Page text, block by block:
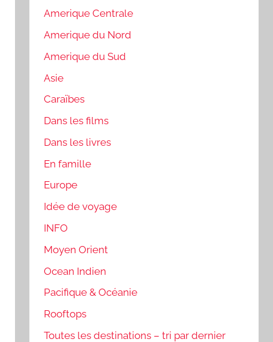
Amerique Centrale
Amerique du Nord
Amerique du Sud
Asie
Caraïbes
Dans les films
Dans les livres
En famille
Europe
Idée de voyage
INFO
Moyen Orient
Ocean Indien
Pacifique & Océanie
Rooftops
Toutes les destinations – tri par dernier